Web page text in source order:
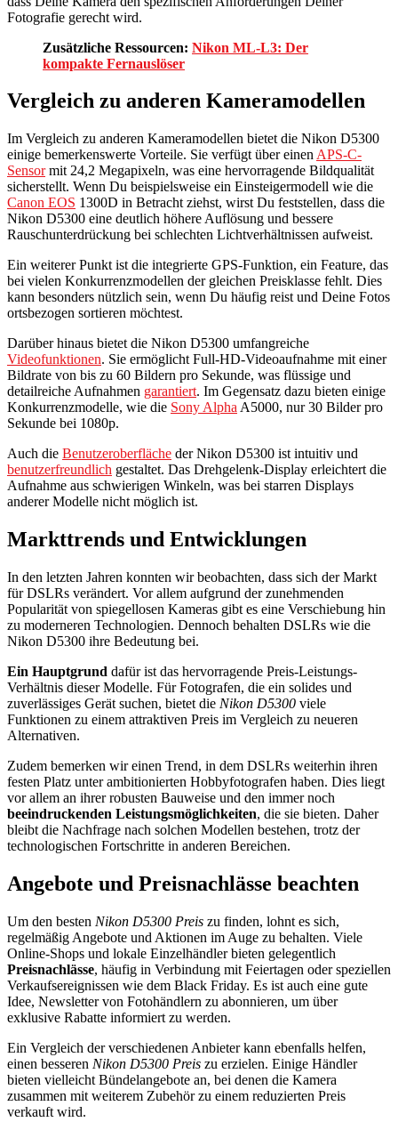
Fotografie gerecht wird.
Zusätzliche Ressourcen: Nikon ML-L3: Der
kompakte Fernauslöser
Vergleich zu anderen Kameramodellen
Im Vergleich zu anderen Kameramodellen bietet die Nikon D5300
einige bemerkenswerte Vorteile. Sie verfügt über einen APS-C-
Sensormit 24,2 Megapixeln, was eine hervorragende Bildqualität
sicherstellt. Wenn Du beispielsweise ein Einsteigermodell wie die
Canon EOS 1300D in Betracht ziehst, wirst Du feststellen, dass die
Nikon D5300 eine deutlich höhere Auflösung und bessere
Rauschunterdrückung bei schlechten Lichtverhältnissen aufweist.
Ein weiterer Punkt ist die integrierte GPS-Funktion, ein Feature, das
bei vielen Konkurrenzmodellen der gleichen Preisklasse fehlt. Dies
kann besonders nützlich sein, wenn Du häufig reist und Deine Fotos
ortsbezogen sortieren möchtest.
Darüber hinaus bietet die Nikon D5300 umfangreiche
Videofunktionen. Sie ermöglicht Full-HD-Videoaufnahme mit einer
Bildrate von bis zu 60 Bildern pro Sekunde, was flüssige und
detailreiche Aufnahmen garantiert. Im Gegensatz dazu bieten einige
Konkurrenzmodelle, wie die Sony Alpha A5000, nur 30 Bilder pro
Sekunde bei 1080p.
Auch die Benutzeroberfläche der Nikon D5300 ist intuitiv und
benutzerfreundlich gestaltet. Das Drehgelenk-Display erleichtert die
Aufnahme aus schwierigen Winkeln, was bei starren Displays
anderer Modelle nicht möglich ist.
Markttrends und Entwicklungen
In den letzten Jahren konnten wir beobachten, dass sich der Markt
für DSLRs verändert. Vor allem aufgrund der zunehmenden
Popularität von spiegellosen Kameras gibt es eine Verschiebung hin
zu moderneren Technologien. Dennoch behalten DSLRs wie die
Nikon D5300 ihre Bedeutung bei.
Ein Hauptgrund dafür ist das hervorragende Preis-Leistungs-
Verhältnis dieser Modelle. Für Fotografen, die ein solides und
zuverlässiges Gerät suchen, bietet die Nikon D5300 viele
Funktionen zu einem attraktiven Preis im Vergleich zu neueren
Alternativen.
Zudem bemerken wir einen Trend, in dem DSLRs weiterhin ihren
festen Platz unter ambitionierten Hobbyfotografen haben. Dies liegt
vor allem an ihrer robusten Bauweise und den immer noch
beeindruckenden Leistungsmöglichkeiten, die sie bieten. Daher
bleibt die Nachfrage nach solchen Modellen bestehen, trotz der
technologischen Fortschritte in anderen Bereichen.
Angebote und Preisnachlässe beachten
Um den besten Nikon D5300 Preis zu finden, lohnt es sich,
regelmäßig Angebote und Aktionen im Auge zu behalten. Viele
Online-Shops und lokale Einzelhändler bieten gelegentlich
Preisnachlässe, häufig in Verbindung mit Feiertagen oder speziellen
Verkaufsereignissen wie dem Black Friday. Es ist auch eine gute
Idee, Newsletter von Fotohändlern zu abonnieren, um über
exklusive Rabatte informiert zu werden.
Ein Vergleich der verschiedenen Anbieter kann ebenfalls helfen,
einen besseren Nikon D5300 Preis zu erzielen. Einige Händler
bieten vielleicht Bündelangebote an, bei denen die Kamera
zusammen mit weiterem Zubehör zu einem reduzierten Preis
verkauft wird.